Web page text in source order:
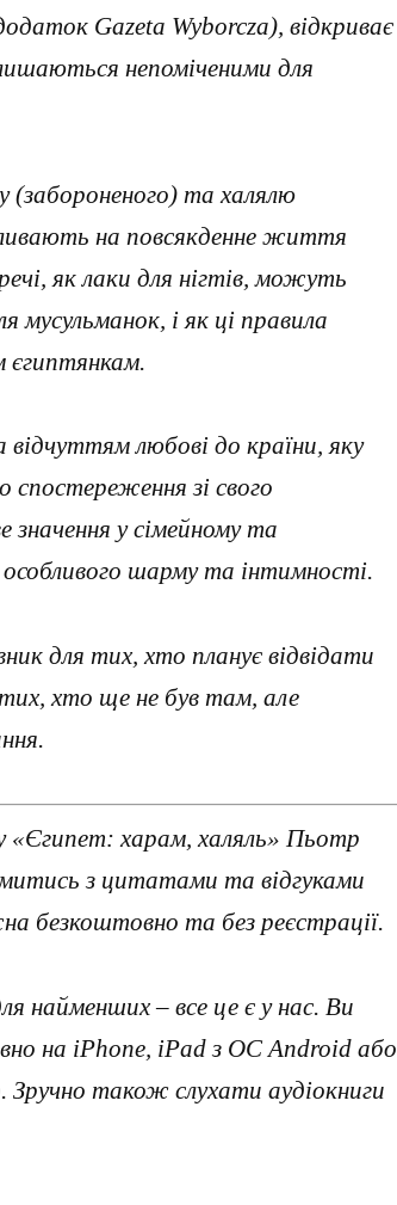
Gazeta Wyborcza), відкриває
непоміченими для
(забороненого) та халялю
на повсякденне життя
як лаки для нігтів, можуть
мусульманок, і як ці правила
єгиптянкам.
любові до країни, яку
зі свого
у сімейному та
шарму та інтимності.
для тих, хто планує відвідати
тих, хто ще не був там, але
«Єгипет: харам, халяль» Пьотр
з цитатами та відгуками
безкоштовно та без реєстрації.
найменших – все це є у нас. Ви
на iPhone, iPad з ОС Android або
також слухати аудіокниги